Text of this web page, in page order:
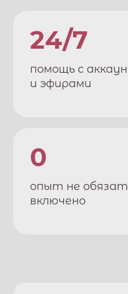
24/7
помощь с
и эфирами
0
опыт не
включено